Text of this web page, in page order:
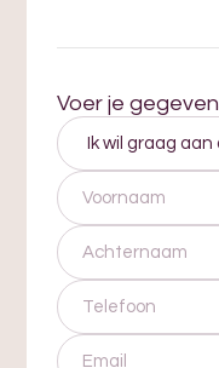
Voer je